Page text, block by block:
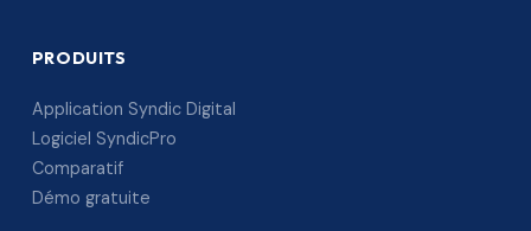
PRODUITS
Application Syndic Digital
Logiciel SyndicPro
Comparatif
Démo gratuite